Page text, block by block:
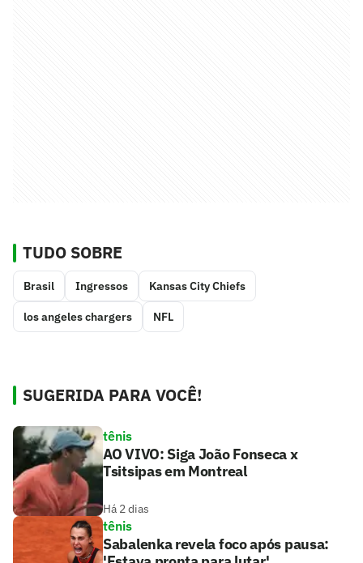
TUDO SOBRE
Brasil Ingressos Kansas City Chiefs
los angeles chargers NFL
SUGERIDA PARA VOCÊ!
tênis
AO VIVO: Siga João Fonseca x
Tsitsipas em Montreal
Há 2 dias
tênis
Sabalenka revela foco após pausa: